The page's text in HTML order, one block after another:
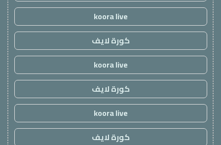
koora live
كورة لايف
koora live
كورة لايف
koora live
كورة لايف